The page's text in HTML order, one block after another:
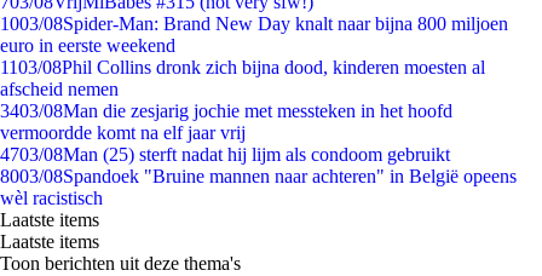
1003/08Spider-Man: Brand New Day knalt naar bijna 800 miljoen
euro in eerste weekend
1103/08Phil Collins dronk zich bijna dood, kinderen moesten al
afscheid nemen
3403/08Man die zesjarig jochie met messteken in het hoofd
vermoordde komt na elf jaar vrij
4703/08Man (25) sterft nadat hij lijm als condoom gebruikt
8003/08Spandoek "Bruine mannen naar achteren" in België opeens
wèl racistisch
Laatste items
Laatste items
Toon berichten uit deze thema's